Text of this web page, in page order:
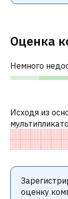
Оценка
Немного
Исходя из
недооценены
компаниями. В
оценку